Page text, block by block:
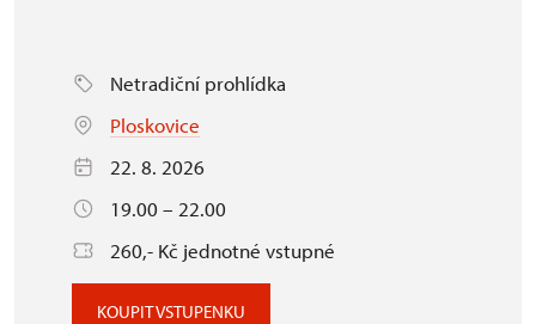
Netradiční prohlídka
Ploskovice
22. 8. 2026
19.00 – 22.00
260,- Kč jednotné vstupné
KOUPIT VSTUPENKU